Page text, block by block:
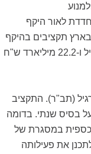
לאור היקף
המקומיות בארץ תקציבים בהיקף
כולל של כמעט 100 מיליארד ש"ח: 76.9 מיליארד ש"ח בתקציב הרגיל ו-22.2 מיליארד ש"ח
(תב"ר). התקציב
בסיס שנתי. בדומה
במסגרת של
את פעילותה